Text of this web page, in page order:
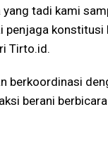
tadi kami
penjaga konstitusi
Tirto.id.
berkoordinasi
berani